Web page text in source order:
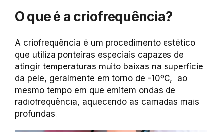
O que é a criofrequência?
A criofrequência é um procedimento estético
que utiliza ponteiras especiais capazes de
atingir temperaturas muito baixas na superfície
da pele, geralmente em torno de -10ºC, ao
mesmo tempo em que emitem ondas de
radiofrequência, aquecendo as camadas mais
profundas.